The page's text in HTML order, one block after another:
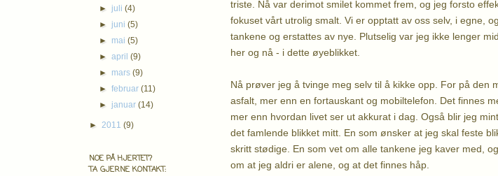
triste. Nå var derimot smilet kommet frem, og jeg forsto
fokuset vårt utrolig smalt. Vi er opptatt av oss selv, i egne,
tankene og erstattes av nye. Plutselig var jeg ikke lenger
her og nå - i dette øyeblikket.
Nå prøver jeg å tvinge meg selv til å kikke opp. For på den
asfalt, mer enn en fortauskant og mobiltelefon. Det finnes
mer enn hvordan livet ser ut akkurat i dag. Også blir jeg
det famlende blikket mitt. En som ønsker at jeg skal feste
skritt stødige. En som vet om alle tankene jeg kaver med,
om at jeg aldri er alene, og at det finnes håp.
► juli(4)
► juni(5)
► mai(5)
►april(9)
► mars(9)
►februar(11)
► januar(14)
► 2011 (9)
NOE PÅ HJERTET?
TA GJERNE KONTAKT: